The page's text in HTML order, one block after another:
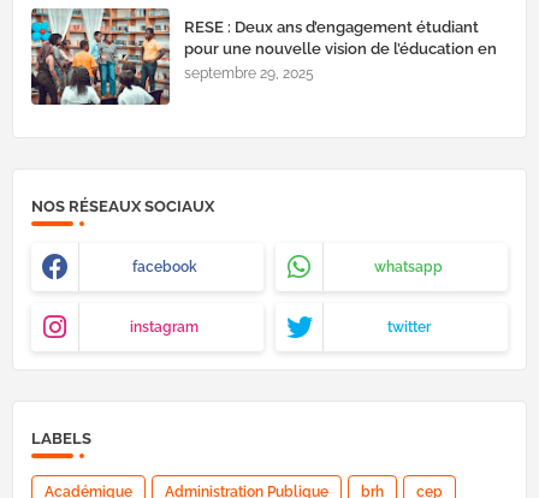
RESE : Deux ans d’engagement étudiant
pour une nouvelle vision de l’éducation en
Haïti
septembre 29, 2025
NOS RÉSEAUX SOCIAUX
facebook whatsapp
instagram twitter
LABELS
Académique Administration Publique brh cep